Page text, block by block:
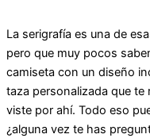
La serigrafía es una de
pero que muy pocos
camiseta con un diseño
taza personalizada que te
viste por ahí. Todo eso
¿alguna vez te has